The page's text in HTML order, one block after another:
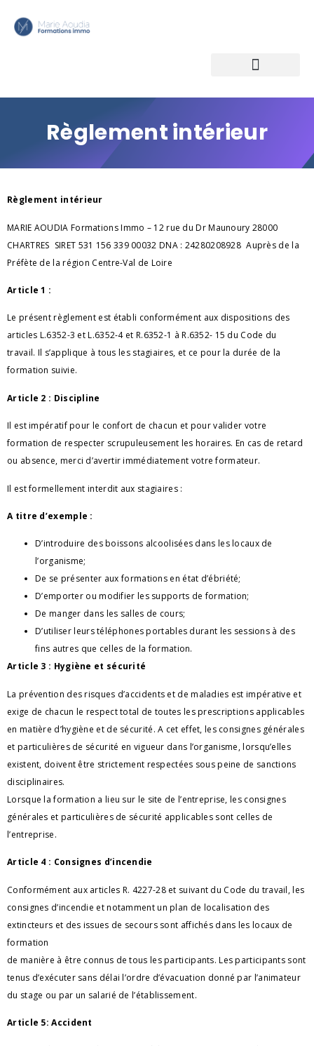
Règlement intérieur
Règlement intérieur
MARIE AOUDIA Formations Immo – 12 rue du Dr Maunoury 28000
CHARTRES SIRET 531 156 339 00032 DNA : 24280208928 Auprès de la
Préfète de la région Centre-Val de Loire
Article 1 :
Le présent règlement est établi conformément aux dispositions des
articles L.6352-3 et L.6352-4 et R.6352-1 à R.6352- 15 du Code du
travail. Il s’applique à tous les stagiaires, et ce pour la durée de la
formation suivie.
Article 2 : Discipline
Il est impératif pour le confort de chacun et pour valider votre
formation de respecter scrupuleusement les horaires. En cas de retard
ou absence, merci d’avertir immédiatement votre formateur.
Il est formellement interdit aux stagiaires :
A titre d’exemple :
D’introduire des boissons alcoolisées dans les locaux de
l’organisme;
De se présenter aux formations en état d’ébriété;
D’emporter ou modifier les supports de formation;
De manger dans les salles de cours;
D’utiliser leurs téléphones portables durant les sessions à des
fins autres que celles de la formation.
Article 3 : Hygiène et sécurité
La prévention des risques d’accidents et de maladies est impérative et
exige de chacun le respect total de toutes les prescriptions applicables
en matière d’hygiène et de sécurité. A cet effet, les consignes générales
et particulières de sécurité en vigueur dans l’organisme, lorsqu’elles
existent, doivent être strictement respectées sous peine de sanctions
disciplinaires.
Lorsque la formation a lieu sur le site de l’entreprise, les consignes
générales et particulières de sécurité applicables sont celles de
l’entreprise.
Article 4 : Consignes d’incendie
Conformément aux articles R. 4227-28 et suivant du Code du travail, les
consignes d’incendie et notamment un plan de localisation des
extincteurs et des issues de secours sont affichés dans les locaux de
formation
de manière à être connus de tous les participants. Les participants sont
tenus d’exécuter sans délai l’ordre d’évacuation donné par l’animateur
du stage ou par un salarié de l’établissement.
Article 5: Accident